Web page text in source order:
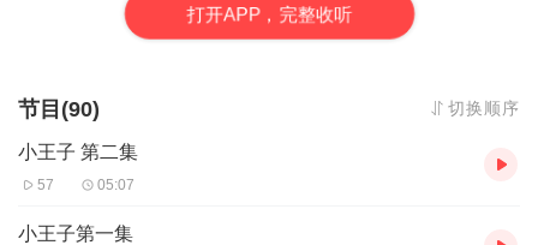
打开APP，完整收听
节目(90) 切换顺序
小王子 第二集
57 05:07
小王子第一集